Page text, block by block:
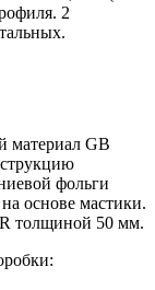
2
материал GB
фольги
основе мастики.
толщиной 50 мм.